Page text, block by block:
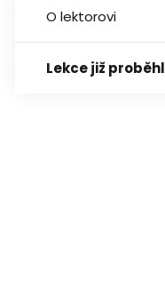
O lektorovi
Lekce již